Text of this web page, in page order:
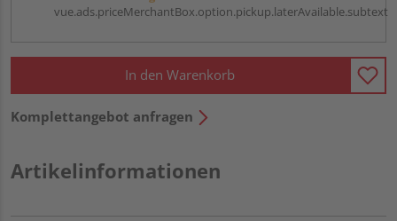
vue.ads.priceMerchantBox.option.pickup.laterAvailable.subtext
In den Warenkorb
Komplettangebot anfragen
Artikelinformationen